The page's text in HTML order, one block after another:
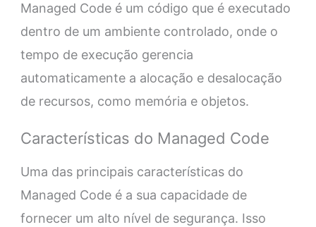
Managed Code é um código que é executado
dentro de um ambiente controlado, onde o
tempo de execução gerencia
automaticamente a alocação e desalocação
de recursos, como memória e objetos.
Características do Managed Code
Uma das principais características do
Managed Code é a sua capacidade de
fornecer um alto nível de segurança. Isso